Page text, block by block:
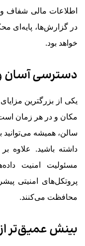
اطلاعات مالی شفاف و
در گزارش‌ها، پایه‌ای
خواهد بود.
دسترسی آسان
یکی از بزرگترین
مکان و در هر زمان
سالن، همیشه
داشته باشید. علاوه بر
مسئولیت امنیت
پروتکل‌های امنیتی
محافظت می‌کنند.
بینش عمیق‌تر